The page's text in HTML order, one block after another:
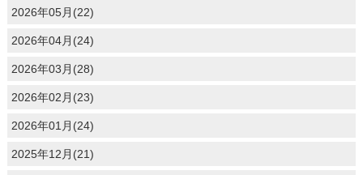
2026年05月(22)
2026年04月(24)
2026年03月(28)
2026年02月(23)
2026年01月(24)
2025年12月(21)